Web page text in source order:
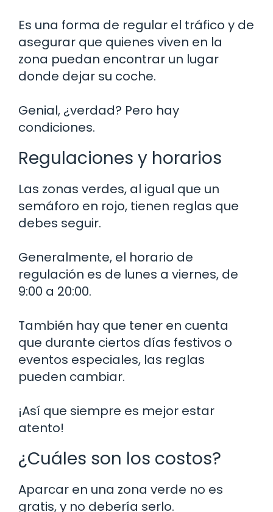
Es una forma de regular el tráfico y de
asegurar que quienes viven en la
zona puedan encontrar un lugar
donde dejar su coche.
Genial, ¿verdad? Pero hay
condiciones.
Regulaciones y horarios
Las zonas verdes, al igual que un
semáforo en rojo, tienen reglas que
debes seguir.
Generalmente, el horario de
regulación es de lunes a viernes, de
9:00 a 20:00.
También hay que tener en cuenta
que durante ciertos días festivos o
eventos especiales, las reglas
pueden cambiar.
¡Así que siempre es mejor estar
atento!
¿Cuáles son los costos?
Aparcar en una zona verde no es
gratis, y no debería serlo.